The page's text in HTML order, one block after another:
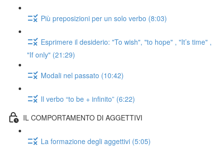
Più preposizioni per un solo verbo (8:03)
Esprimere il desiderio: "To wish", "to hope" , "It’s time" ,
"If only" (21:29)
Modali nel passato (10:42)
Il verbo “to be + infinito” (6:22)
IL COMPORTAMENTO DI AGGETTIVI
La formazione degli aggettivi (5:05)